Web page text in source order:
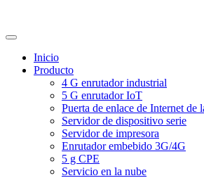
Inicio
Producto
4 G enrutador industrial
5 G enrutador IoT
Puerta de enlace de Internet de
Servidor de dispositivo serie
Servidor de impresora
Enrutador embebido 3G/4G
5 g CPE
Servicio en la nube